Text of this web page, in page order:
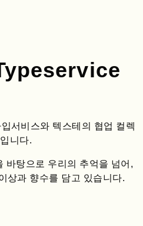
서비스와 텍스테의 협업 컬렉
니다.
바탕으로 우리의 추억을 넘어,
상과 향수를 담고 있습니다.